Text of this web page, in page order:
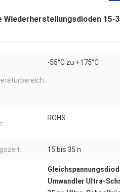
Wiederherstellungsdioden
-55°C zu +175°C
ROHS
15 bis 35 n
Umwandler Ultra-